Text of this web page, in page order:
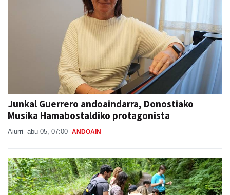
Junkal Guerrero andoaindarra, Donostiako
Musika Hamabostaldiko protagonista
Aiurri abu 05, 07:00 ANDOAIN